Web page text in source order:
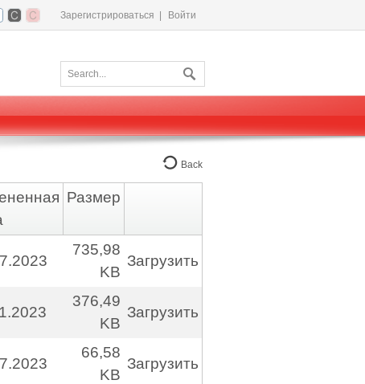
Зарегистрироваться Войти
Back
Размер
735,98
KB
Загрузить
376,49
KB
Загрузить
66,58
KB
Загрузить